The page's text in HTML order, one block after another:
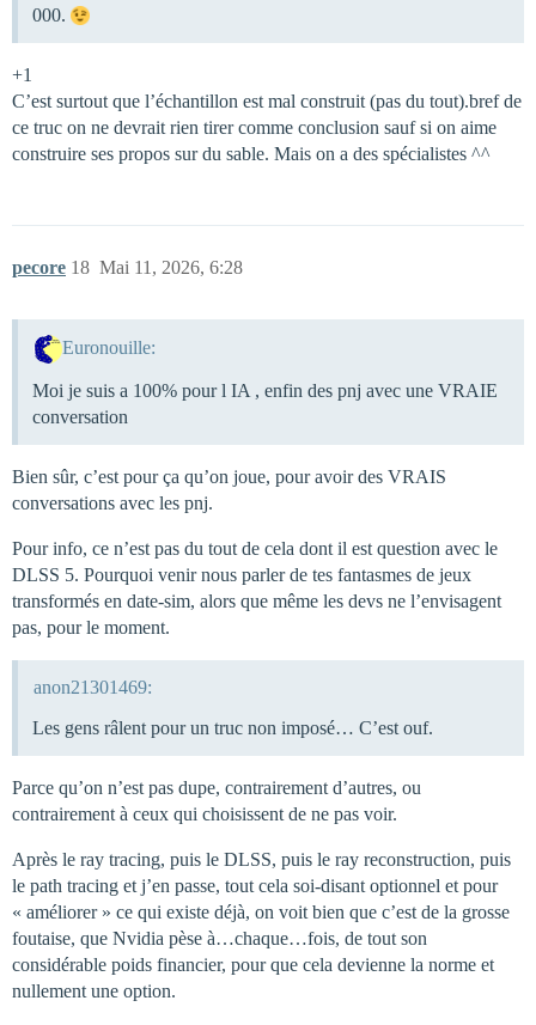
000.
+1
C’est surtout que l’échantillon est mal construit (pas du tout).bref de
ce truc on ne devrait rien tirer comme conclusion sauf si on aime
construire ses propos sur du sable. Mais on a des spécialistes ^^
pecore Mai 11, 2026, 6:28
18
Euronouille:
Moi je suis a 100% pour l IA , enfin des pnj avec une VRAIE
conversation
Bien sûr, c’est pour ça qu’on joue, pour avoir des VRAIS
conversations avec les pnj.
Pour info, ce n’est pas du tout de cela dont il est question avec le
DLSS 5. Pourquoi venir nous parler de tes fantasmes de jeux
transformés en date-sim, alors que même les devs ne l’envisagent
pas, pour le moment.
anon21301469:
Les gens râlent pour un truc non imposé… C’est ouf.
Parce qu’on n’est pas dupe, contrairement d’autres, ou
contrairement à ceux qui choisissent de ne pas voir.
Après le ray tracing, puis le DLSS, puis le ray reconstruction, puis
le path tracing et j’en passe, tout cela soi-disant optionnel et pour
« améliorer » ce qui existe déjà, on voit bien que c’est de la grosse
foutaise, que Nvidia pèse à…chaque…fois, de tout son
considérable poids financier, pour que cela devienne la norme et
nullement une option.